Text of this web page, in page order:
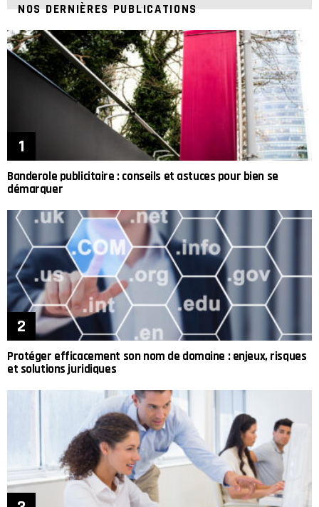
NOS DERNIÈRES PUBLICATIONS
Banderole publicitaire : conseils et astuces pour bien se
démarquer
Protéger efficacement son nom de domaine : enjeux, risques
et solutions juridiques